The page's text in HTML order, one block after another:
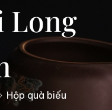
Long
Hộp quà biếu